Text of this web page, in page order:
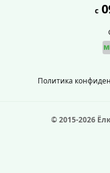
Политика
с
© 2015-2026